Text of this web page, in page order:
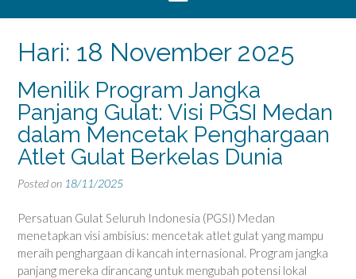
Hari: 18 November 2025
Menilik Program Jangka
Panjang Gulat: Visi PGSI Medan
dalam Mencetak Penghargaan
Atlet Gulat Berkelas Dunia
Posted on 18/11/2025
Persatuan Gulat Seluruh Indonesia (PGSI) Medan
menetapkan visi ambisius: mencetak atlet gulat yang mampu
meraih penghargaan di kancah internasional. Program jangka
panjang mereka dirancang untuk mengubah potensi lokal